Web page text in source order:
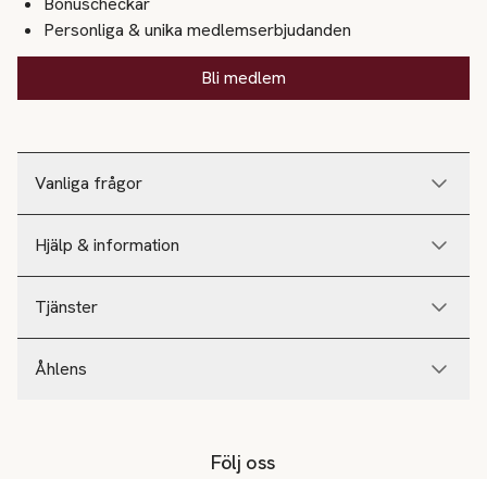
Vanliga frågor
Hjälp & information
Tjänster
Åhlens
Personliga & unika medlemserbjudanden
Bli medlem
Följ oss